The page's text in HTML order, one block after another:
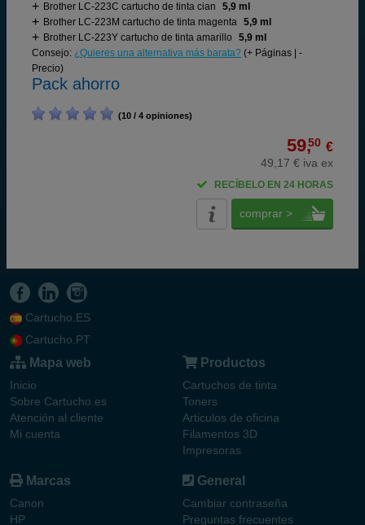
Brother LC-223C cartucho de tinta cian
5,9 ml
Brother LC-223M cartucho de tinta magenta 5,9 ml
Brother LC-223Y cartucho de tinta amarillo
5,9 ml
Consejo: ¿Quieres una alternativa más barata? (+ Páginas | -
Precio)
Pack ahorro
(10 / 4 opiniones)
59,50 €
49,17 € iva ex
RECÍBELO EN 24 HORAS
comprar >
Cartucho.ES
Cartucho.PT
Mapa web
Inicio
Sobre Cartucho.es
Atención al cliente
Mi cuenta
Productos
Cartuchos de tinta
Toners
Articulos de oficina
Filamentos 3D
Impresoras
Marcas
Canon
HP
General
Cambiar contraseña
Preguntas frecuentes